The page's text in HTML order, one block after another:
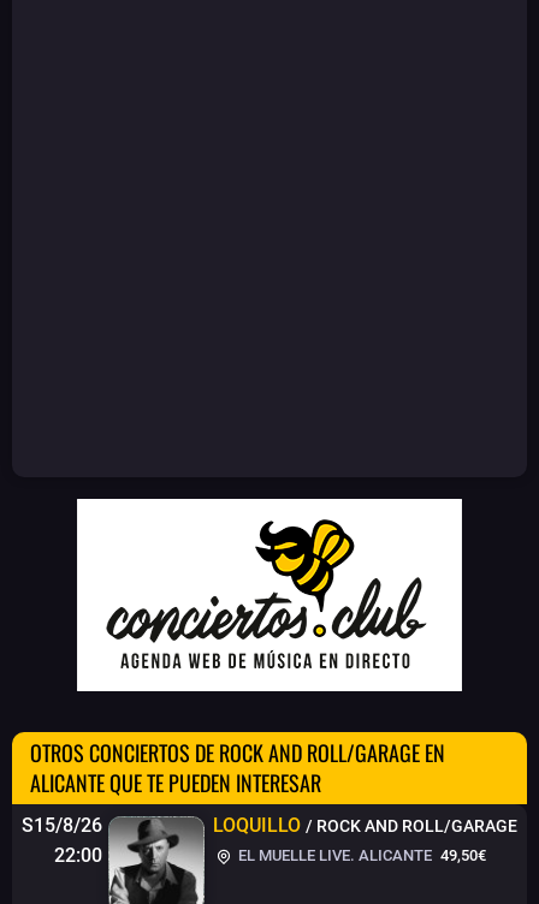
OTROS CONCIERTOS DE ROCK AND ROLL/GARAGE EN
ALICANTE QUE TE PUEDEN INTERESAR
S15/8/26
22:00
LOQUILLO / ROCK AND ROLL/GARAGE
EL MUELLE LIVE. ALICANTE 49,50€